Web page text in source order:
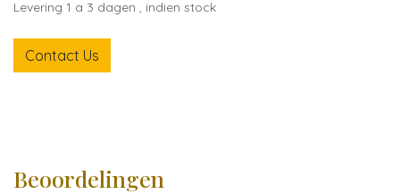
Levering 1 a 3 dagen , indien stock
Contact Us
Beoordelingen